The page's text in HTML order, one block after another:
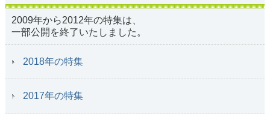
2009年から2012年の特集は、
一部公開を終了いたしました。
2018年の特集
2017年の特集